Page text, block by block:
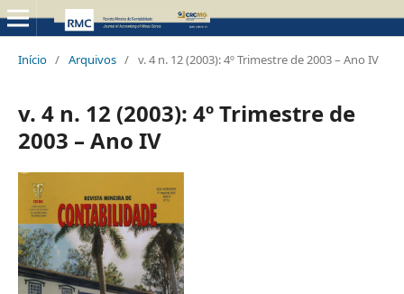
Início / Arquivos / v. 4 n. 12 (2003): 4º Trimestre de 2003 – Ano IV
v. 4 n. 12 (2003): 4º Trimestre de
2003 – Ano IV